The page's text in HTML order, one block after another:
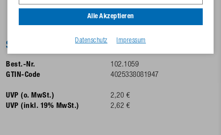
Schlauchtülle Ku. gerade komplett
Best.-Nr.
102.1059
GTIN-Code
4025338081947
UVP (o. MwSt.)
2,20 €
UVP (inkl. 19% MwSt.)
2,62 €
Alle Akzeptieren
Datenschutz Impressum